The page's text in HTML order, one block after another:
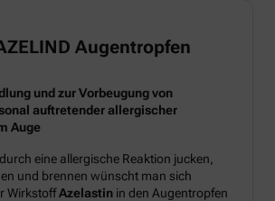
Augentropfen
und zur Vorbeugung von
auftretender allergischer
Auge
eine allergische Reaktion jucken,
und brennen wünscht man sich
WirkstoffAzelastin in den Augentropfen